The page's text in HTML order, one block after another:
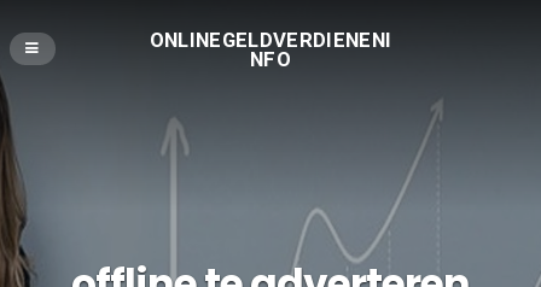
ONLINEGELDVERDIENENI
NFO